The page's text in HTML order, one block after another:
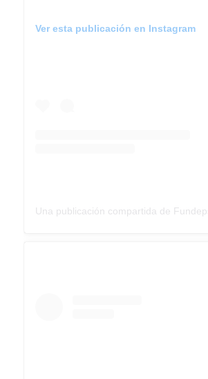
Ver esta publicación en Instagram